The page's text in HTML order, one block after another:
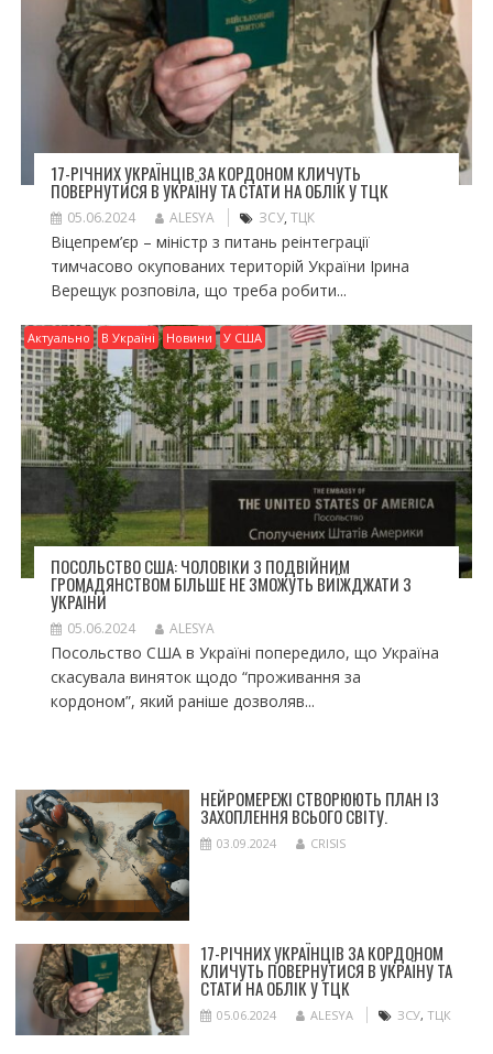
17-РІЧНИХ УКРАЇНЦІВ ЗА КОРДОНОМ КЛИЧУТЬ
ПОВЕРНУТИСЯ В УКРАЇНУ ТА СТАТИ НА ОБЛІК У ТЦК
05.06.2024 ALESYA ЗСУ, ТЦК
Віцепрем’єр – міністр з питань реінтеграції
тимчасово окупованих територій України Ірина
Верещук розповіла, що треба робити...
Актуально В Україні Новини У США
ПОСОЛЬСТВО США: ЧОЛОВІКИ З ПОДВІЙНИМ
ГРОМАДЯНСТВОМ БІЛЬШЕ НЕ ЗМОЖУТЬ ВИЇЖДЖАТИ З
УКРАЇНИ
05.06.2024 ALESYA
Посольство США в Україні попередило, що Україна
скасувала виняток щодо “проживання за
кордоном”, який раніше дозволяв...
НЕЙРОМЕРЕЖІ СТВОРЮЮТЬ ПЛАН ІЗ
ЗАХОПЛЕННЯ ВСЬОГО СВІТУ.
03.09.2024 CRISIS
17-РІЧНИХ УКРАЇНЦІВ ЗА КОРДОНОМ
КЛИЧУТЬ ПОВЕРНУТИСЯ В УКРАЇНУ ТА
СТАТИ НА ОБЛІК У ТЦК
05.06.2024 ALESYA ЗСУ, ТЦК